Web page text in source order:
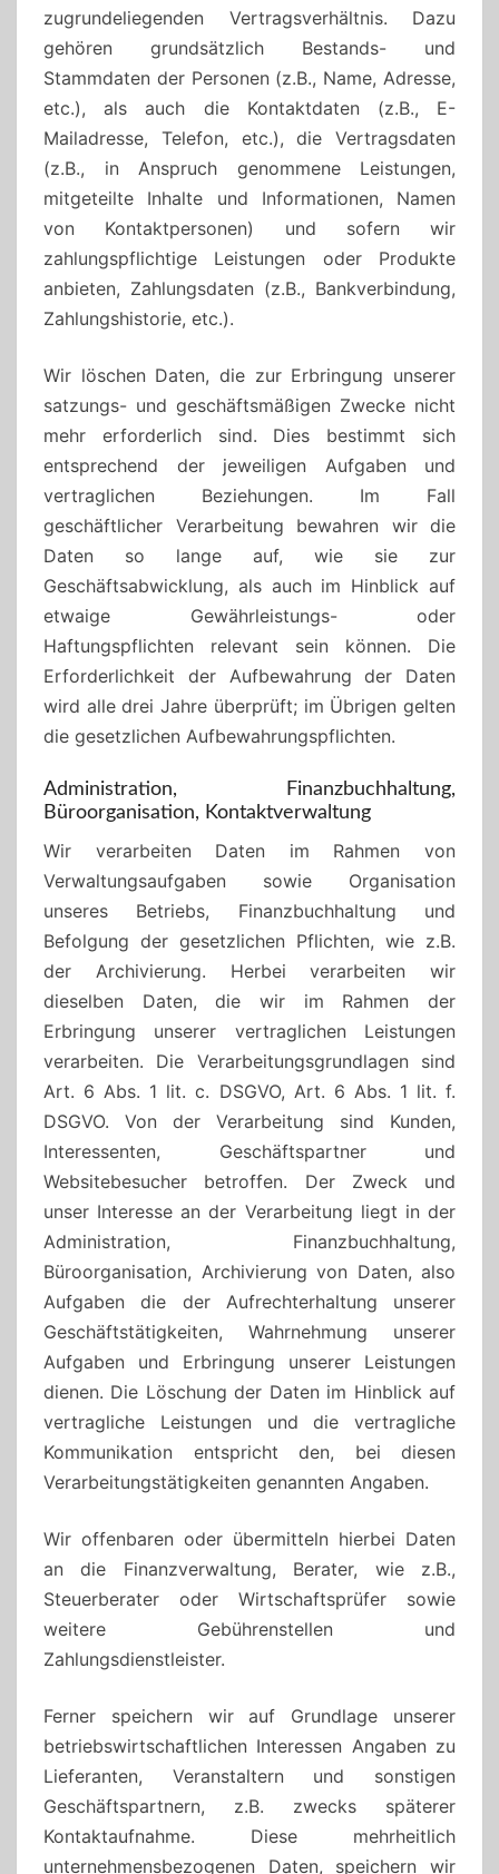
zugrundeliegenden Vertragsverhältnis. Dazu
gehören grundsätzlich Bestands- und
Stammdaten der Personen (z.B., Name, Adresse,
etc.), als auch die Kontaktdaten (z.B., E-
Mailadresse, Telefon, etc.), die Vertragsdaten
(z.B., in Anspruch genommene Leistungen,
mitgeteilte Inhalte und Informationen, Namen
von Kontaktpersonen) und sofern wir
zahlungspflichtige Leistungen oder Produkte
anbieten, Zahlungsdaten (z.B., Bankverbindung,
Zahlungshistorie, etc.).
Wir löschen Daten, die zur Erbringung unserer
satzungs- und geschäftsmäßigen Zwecke nicht
mehr erforderlich sind. Dies bestimmt sich
entsprechend der jeweiligen Aufgaben und
vertraglichen Beziehungen. Im Fall
geschäftlicher Verarbeitung bewahren wir die
Daten so lange auf, wie sie zur
Geschäftsabwicklung, als auch im Hinblick auf
etwaige Gewährleistungs- oder
Haftungspflichten relevant sein können. Die
Erforderlichkeit der Aufbewahrung der Daten
wird alle drei Jahre überprüft; im Übrigen gelten
die gesetzlichen Aufbewahrungspflichten.
Administration, Finanzbuchhaltung,
Büroorganisation, Kontaktverwaltung
Wir verarbeiten Daten im Rahmen von
Verwaltungsaufgaben sowie Organisation
unseres Betriebs, Finanzbuchhaltung und
Befolgung der gesetzlichen Pflichten, wie z.B.
der Archivierung. Herbei verarbeiten wir
dieselben Daten, die wir im Rahmen der
Erbringung unserer vertraglichen Leistungen
verarbeiten. Die Verarbeitungsgrundlagen sind
Art. 6 Abs. 1 lit. c. DSGVO, Art. 6 Abs. 1 lit. f.
DSGVO. Von der Verarbeitung sind Kunden,
Interessenten, Geschäftspartner und
Websitebesucher betroffen. Der Zweck und
unser Interesse an der Verarbeitung liegt in der
Administration, Finanzbuchhaltung,
Büroorganisation, Archivierung von Daten, also
Aufgaben die der Aufrechterhaltung unserer
Geschäftstätigkeiten, Wahrnehmung unserer
Aufgaben und Erbringung unserer Leistungen
dienen. Die Löschung der Daten im Hinblick auf
vertragliche Leistungen und die vertragliche
Kommunikation entspricht den, bei diesen
Verarbeitungstätigkeiten genannten Angaben.
Wir offenbaren oder übermitteln hierbei Daten
an die Finanzverwaltung, Berater, wie z.B.,
Steuerberater oder Wirtschaftsprüfer sowie
weitere Gebührenstellen und
Zahlungsdienstleister.
Ferner speichern wir auf Grundlage unserer
betriebswirtschaftlichen Interessen Angaben zu
Lieferanten, Veranstaltern und sonstigen
Geschäftspartnern, z.B. zwecks späterer
Kontaktaufnahme. Diese mehrheitlich
unternehmensbezogenen Daten, speichern wir